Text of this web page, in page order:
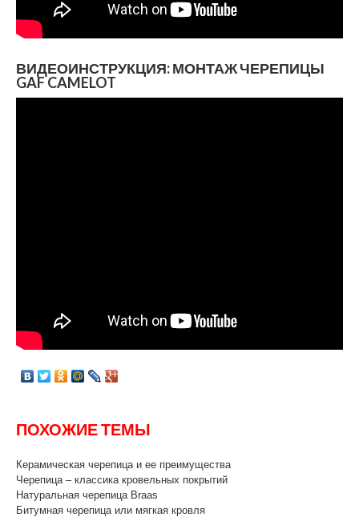
ВИДЕОИНСТРУКЦИЯ: МОНТАЖ ЧЕРЕПИЦЫ
GAF CAMELOT
ПОХОЖИЕ ТЕМЫ
Керамическая черепица и ее преимущества
Черепица – классика кровельных покрытий
Натуральная черепица Braas
Битумная черепица или мягкая кровля